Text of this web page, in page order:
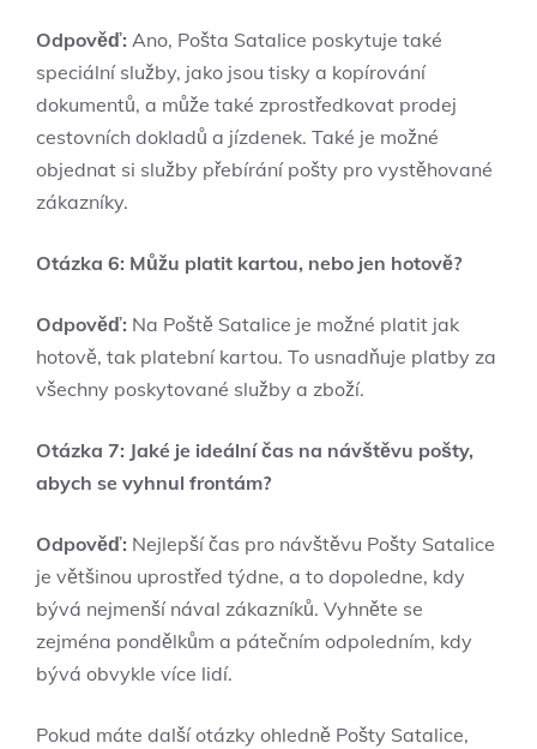
Odpověď: Ano, Pošta Satalice poskytuje také
speciální služby, jako jsou tisky a kopírování
dokumentů, a může také zprostředkovat prodej
cestovních dokladů a jízdenek. Také je možné
objednat si služby přebírání pošty pro vystěhované
zákazníky.
Otázka 6: Můžu platit kartou, nebo jen hotově?
Odpověď: Na Poště Satalice je možné platit jak
hotově, tak platební kartou. To usnadňuje platby za
všechny poskytované služby a zboží.
Otázka 7: Jaké je ideální čas na návštěvu pošty,
abych se vyhnul frontám?
Odpověď: Nejlepší čas pro návštěvu Pošty Satalice
je většinou uprostřed týdne, a to dopoledne, kdy
bývá nejmenší nával zákazníků. Vyhněte se
zejména pondělkům a pátečním odpoledním, kdy
bývá obvykle více lidí.
Pokud máte další otázky ohledně Pošty Satalice,